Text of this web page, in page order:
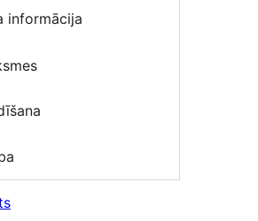
informācija